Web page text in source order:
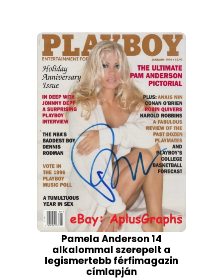
Pamela Anderson 14
alkalommal szerepelt a
legismertebb férfimagazin
címlapján